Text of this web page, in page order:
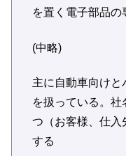
を置く電子部品の
(中略)
主に自動車向けと
を扱っている。
つ（お客様、仕入
する